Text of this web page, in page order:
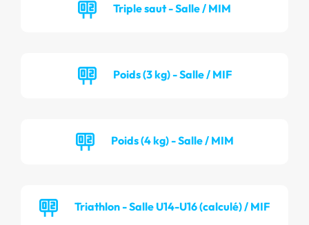
Triple saut - Salle / MIM
Poids (3 kg) - Salle / MIF
Poids (4 kg) - Salle / MIM
Triathlon - Salle U14-U16 (calculé) / MIF